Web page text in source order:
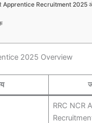
Apprentice Recruitment 2025
2025 Overview
RRC NCR